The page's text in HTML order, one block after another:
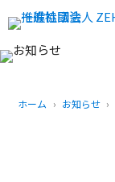
ホーム お知らせ